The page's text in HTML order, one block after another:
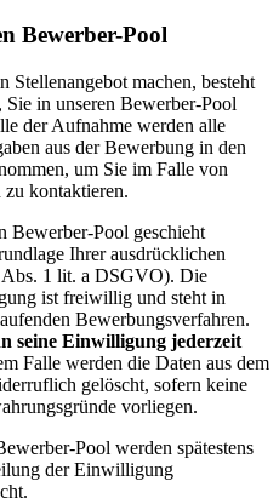
Bewerber-Pool
Stellenangebot machen, besteht
in unseren Bewerber-Pool
der Aufnahme werden alle
aus der Bewerbung in den
um Sie im Falle von
zu kontaktieren.
Bewerber-Pool geschieht
Ihrer ausdrücklichen
1 lit. a DSGVO). Die
ist freiwillig und steht in
Bewerbungsverfahren.
seine Einwilligung jederzeit
Falle werden die Daten aus dem
gelöscht, sofern keine
vorliegen.
Pool werden spätestens
der Einwilligung